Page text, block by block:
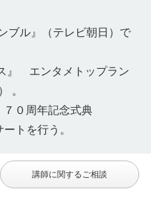
ブル』（テレビ朝日）で
』 エンタメトップラン
。
０周年記念式典
トを行う。
講師に関するご相談